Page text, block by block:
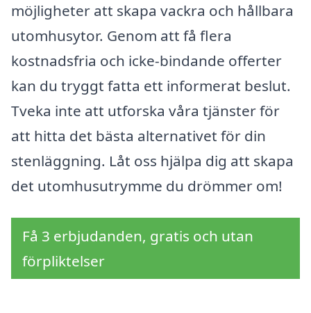
möjligheter att skapa vackra och hållbara
utomhusytor. Genom att få flera
kostnadsfria och icke-bindande offerter
kan du tryggt fatta ett informerat beslut.
Tveka inte att utforska våra tjänster för
att hitta det bästa alternativet för din
stenläggning. Låt oss hjälpa dig att skapa
det utomhusutrymme du drömmer om!
Få 3 erbjudanden, gratis och utan
förpliktelser